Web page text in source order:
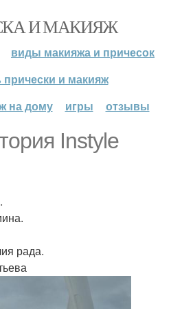
И МАКИЯЖ
виды макияжа и причесок
прически и макияж
на дому
игры отзывы
Instyle
рада.